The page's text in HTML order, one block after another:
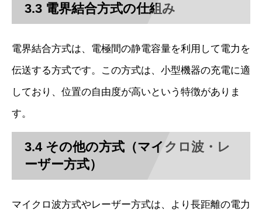
3.3 電界結合方式の仕組み
電界結合方式は、電極間の静電容量を利用して電力を
伝送する方式です。この方式は、小型機器の充電に適
しており、位置の自由度が高いという特徴がありま
す。
3.4 その他の方式（マイクロ波・レ
ーザー方式）
マイクロ波方式やレーザー方式は、より長距離の電力